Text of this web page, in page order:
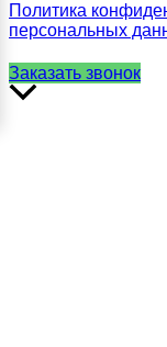
Политика
персональных
Заказать звонок